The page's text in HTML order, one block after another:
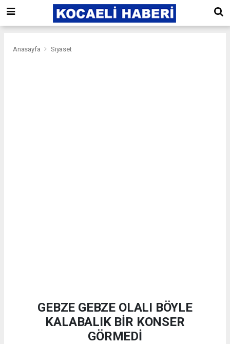
Anasayfa Siyaset
GEBZE GEBZE OLALI BÖYLE
KALABALIK BİR KONSER
GÖRMEDİ